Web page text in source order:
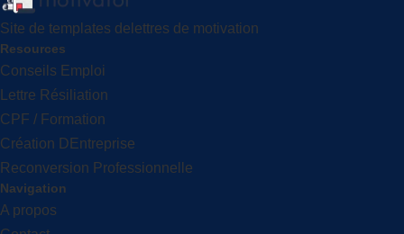
Site de templates delettres de motivation
Resources
Conseils Emploi
Lettre Résiliation
CPF / Formation
Création DEntreprise
Reconversion Professionnelle
Navigation
A propos